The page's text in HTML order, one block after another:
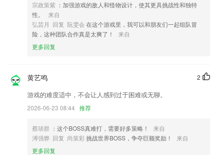
宗政策紫 ：加强游戏的敌人和怪物设计，使其更具挑战性和独特
性。
来自
弘芸月 回复 阮雯会 在这个游戏里，我可以和朋友们一起组队冒
险，这种团队合作真是太爽了！
来自
更多回复
2
黄艺鸣
游戏的难度适中，不会让人感到过于困难或无聊。
2026-06-23 08:44 推荐
蔡琰群 ：这个BOSS真难打，需要好多策略！
来自
溥强骅 回复 尚策彩 挑战世界BOSS，争夺巨额奖励！
来自
更多回复